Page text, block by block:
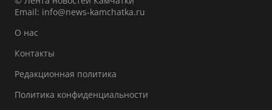
Email: info@news-kamchatka.ru
О нас
Контакты
Редакционная политика
Политика конфиденциальности